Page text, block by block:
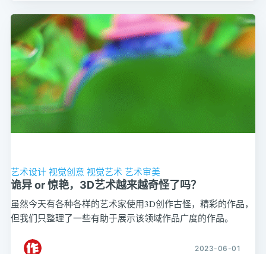
艺术设计 视觉创意 视觉艺术 艺术审美
诡异 or 惊艳，3D艺术越来越奇怪了吗？
虽然今天有各种各样的艺术家使用3D创作古怪，精彩的作品，
但我们只整理了一些有助于展示该领域作品广度的作品。
2023-06-01